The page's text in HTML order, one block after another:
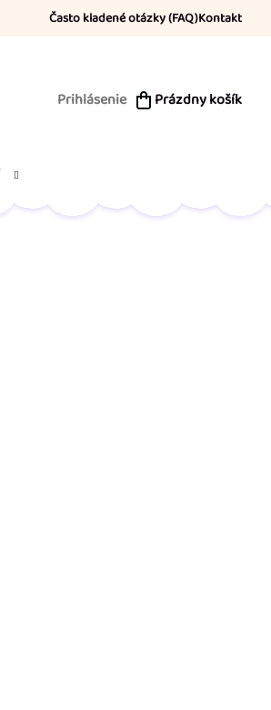
Často kladené otázky (FAQ)Kontakt
Prihlásenie
NÁKUPNÝ
Prázdny košík